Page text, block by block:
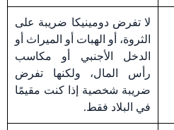
لا تفرض دومينيكا ضريبة على
الثروة، أو الهبات أو الميراث أو
الدخل الأجنبي أو مكاسب
رأس المال، ولكنها تفرض
ضريبة شخصية إذا كنت مقيمًا
في البلاد فقط.